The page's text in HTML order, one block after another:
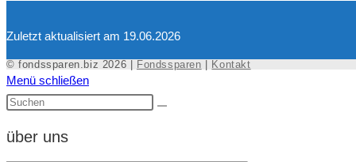
Zuletzt aktualisiert am 19.06.2026
© fondssparen.biz 2026 | Fondssparen Kontakt
Menü schließen
über uns